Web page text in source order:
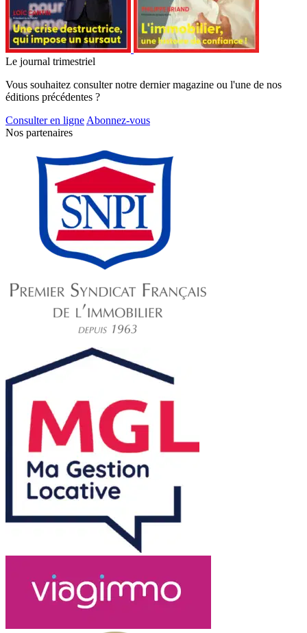
Le journal trimestriel
Vous souhaitez consulter notre dernier magazine ou l'une de nos
éditions précédentes ?
Consulter en ligne Abonnez-vous
Nos partenaires